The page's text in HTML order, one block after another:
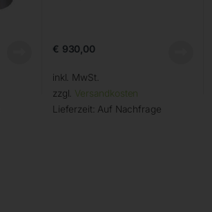
€ 930,00
inkl. MwSt.
zzgl. Versandkosten
Lieferzeit: Auf Nachfrage